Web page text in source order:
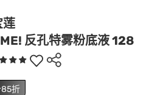
莲
反孔特雾粉底液 128
85折